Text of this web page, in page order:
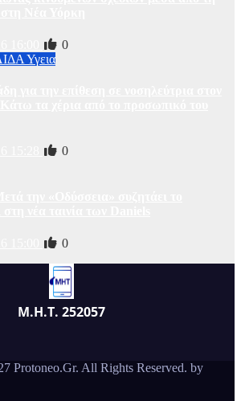
0
Υγεια
0
0
Μ.Η.Τ. 252057
Protoneo.Gr. All Rights Reserved. by